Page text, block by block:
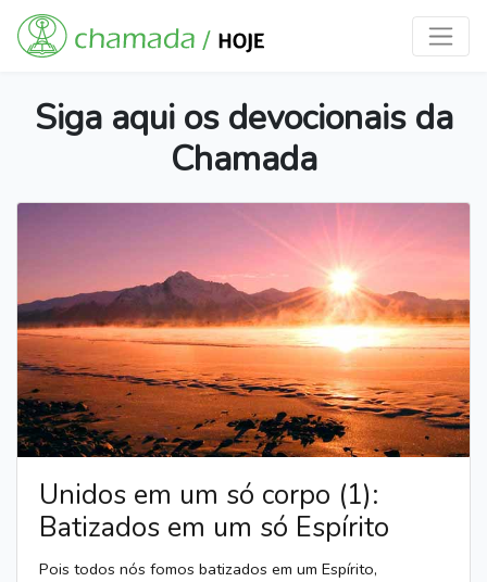
Siga aqui os devocionais da
Chamada
Unidos em um só corpo (1):
Batizados em um só Espírito
Pois todos nós fomos batizados em um Espírito,